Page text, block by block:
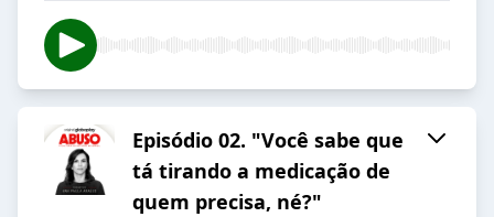
Episódio 02. "Você sabe que
tá tirando a medicação de
quem precisa, né?"